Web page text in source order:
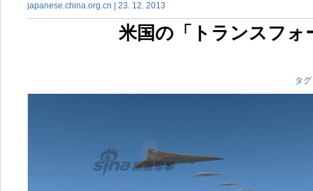
japanese.china.org.cn | 23. 12. 2013
米国の「トランスフォ
タ